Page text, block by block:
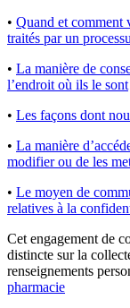
• Quand et comment
traités par un
• La manière de
l’endroit où ils le sont
• Les façons dont
• La manière
modifier ou de les
• Le moyen de
relatives à la
Cet engagement de
distincte sur la
renseignements
pharmacie